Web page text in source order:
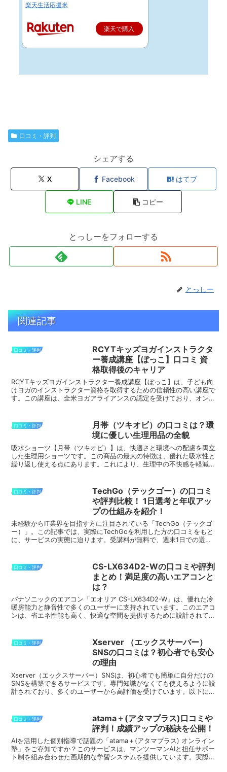
楽天生活応援米
楽天で購入
口コミ・評判
シェアする
X Facebook はてブ
LINE コピー
とっしーをフォローする
とっしー
関連記事
口コミ・評判
RCYTキッズヨガインストラクタ
ー養成講座【ぼっこ】口コミ 資
格取得後のキャリア
RCYTキッズヨガインストラクター養成講座【ぼっこ】は、子ども向
けヨガのインストラクター資格を取得するための信頼性の高い講座で
す。この講座は、全米ヨガアライアンスの認定を受けており、オンラ
口コミ・評判
月帯（ツキオビ）の口コミは？環
境に優しい生理用品の全貌
吸水ショーツ【月帯（ツキオビ）】は、快適さと環境への配慮を両立
した生理用ショーツです。この商品の最大の特徴は、優れた吸水性と
繰り返し使える点にあります。これにより、生理中の不快感を軽減
口コミ・評判
TechGo（テックゴー）の口コミ
や評判比較！ 1日選考と年収アッ
プの仕組みを紹介！
未経験からIT業界を目指す方に注目されている「TechGo（テックゴ
ー）」。この記事では、実際にTechGoを利用した方の口コミをもと
に、サービスの実態に迫ります。受講料が無料で、週末1日での選考
口コミ・評判
CS-LX634D2-Wの口コミや評判
まとめ！満足度の高いエアコンと
は？
パナソニックのエアコン「エオリア CS-LX634D2-W」は、優れた冷
暖房能力と静音性で多くのユーザーに支持されています。このエアコ
ンは、省エネ性能も高く、快適な空間を提供するために設計されてい
口コミ・評判
Xserver （エックスサーバー）
SNSの口コミは？初心者でも安心
の理由
Xserver（エックスサーバー）SNSは、初心者でも簡単に自分だけの
SNSを構築できるサービスです。専門知識がなくても使えるように設
計されており、多くのユーザーから高評価を受けています。以下に、
口コミ・評判
atama＋(アタマプラス)口コミや
評判！成績アップの秘訣を公開！
AIを活用した個別指導で話題の「atama＋(アタマプラス) オンライン
塾」をご存知ですか？このサービスは、マンツーマンAIと担任サポー
ト制を組み合わせた画期的な学習システムを提供しています。実際の